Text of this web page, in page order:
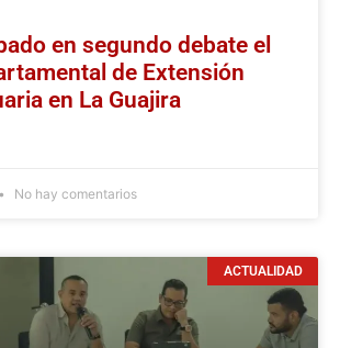
en segundo debate el
de Extensión
en La Guajira
No hay comentarios
ACTUALIDAD